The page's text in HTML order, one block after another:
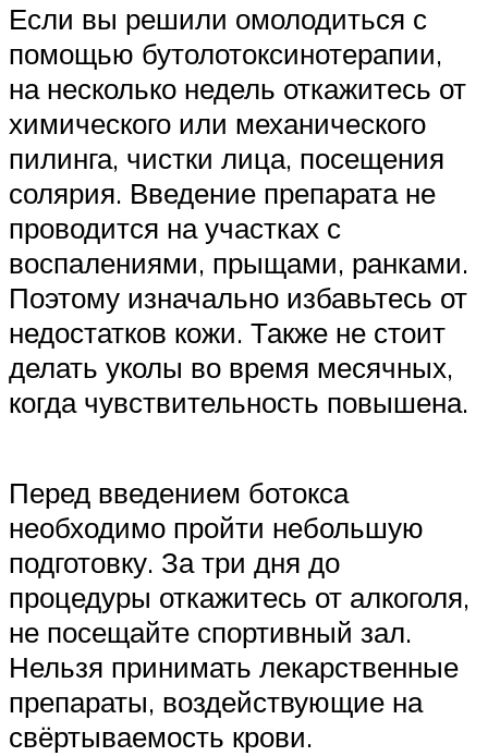
Если вы решили омолодиться с
помощью бутолотоксинотерапии,
на несколько недель откажитесь от
химического или механического
пилинга, чистки лица, посещения
солярия. Введение препарата не
проводится на участках с
воспалениями, прыщами, ранками.
Поэтому изначально избавьтесь от
недостатков кожи. Также не стоит
делать уколы во время месячных,
когда чувствительность повышена.
Перед введением ботокса
необходимо пройти небольшую
подготовку. За три дня до
процедуры откажитесь от алкоголя,
не посещайте спортивный зал.
Нельзя принимать лекарственные
препараты, воздействующие на
свёртываемость крови.